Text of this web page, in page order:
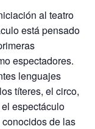
al teatro
está pensado
espectadores.
lenguajes
títeres, el circo,
espectáculo
de las